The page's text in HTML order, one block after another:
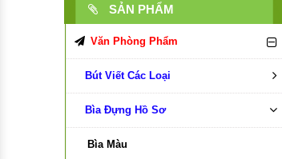
SẢN PHẨM
Văn Phòng Phẩm
Bút Viết Các Loại
Bút Bi
Bút Chì, Ruột Chì
Bìa Đựng Hồ Sơ
Bìa Màu